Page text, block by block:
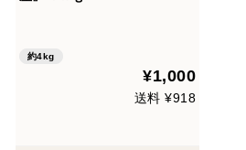
約4kg
¥1,000
送料 ¥918